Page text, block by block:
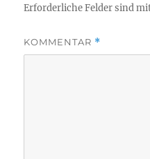
Erforderliche Felder sind
KOMMENTAR *